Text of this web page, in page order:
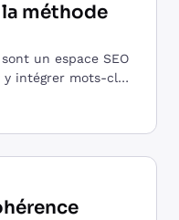
la méthode
un espace SEO
intégrer mots-clés
tomber dans le